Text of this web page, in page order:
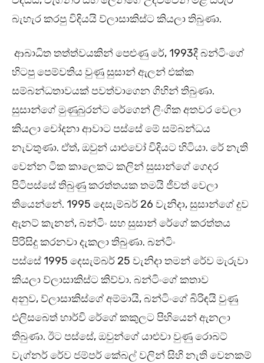
බැහැර කරපු විදියයි ව්ලාසාකිස්ට කියලා තිබුණා.
ආබාධිත තත්ත්වයකින් පෙළුණු රේ, 1993දී බන්ටිංගේ
හිටපු පෙම්වතිය වුණු සුසාන් ඇලන් එක්ක
සම්බන්ධතාවයක් පවත්වාගෙන ගිහින් තිබුණා.
සුසාන්ගේ මුණුබුරන්ට රේගෙන් ලිංගික අතවර වෙලා
කියලා චෝදනා ආවාට පස්සේ මේ සම්බන්ධය
නැවතුණා. ඒත්, ඔවුන් යාළුවෝ විදියට හිටියා. රේ නැති
වෙන්න ටික කාලෙකට කලින් සුසාන්ගේ ගෙදර
පිටිපස්සේ තිබුණු කරත්තයක තමයි ජීවත් වෙලා
තියෙන්නේ. 1995 දෙසැම්බර් 26 වැනිදා, සුසාන්ගේ දුව
ඇනට් කැනන්, බන්ටිං සහ සුසාන් රේගේ කරත්තය
පිරිසිදු කරනවා දැකලා තිබුණා. බන්ටිං
පස්සේ 1995 දෙසැම්බර් 25 වැනිදා තමන් රේව මැරුවා
කියලා ව්ලාසාකිස්ට කිව්වා. බන්ටිංගේ කතාව
අනුව, ව්ලාසාකිස්ගේ අම්මායි, බන්ටිංගේ බිරිඳයි වුණු
එලිසබෙත් හාර්වි රේගේ කකුලට පිහියෙන් ඇනලා
තිබුණා. ඊට පස්සේ, ඔවුන්ගේ යාළුවා වුණු රොබට්
වැග්නර් රේව ජම්පර් කේබල් වලින් සිහි නැති වෙනකම්